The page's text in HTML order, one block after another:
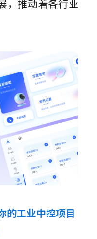
，推动着各行业
的工业中控项目